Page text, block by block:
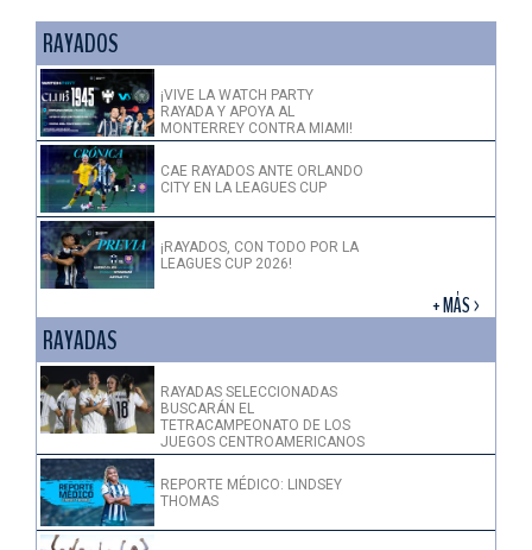
RAYADOS
¡VIVE LA WATCH PARTY
RAYADA Y APOYA AL
MONTERREY CONTRA MIAMI!
CAE RAYADOS ANTE ORLANDO
CITY EN LA LEAGUES CUP
¡RAYADOS, CON TODO POR LA
LEAGUES CUP 2026!
+ MÁS >
RAYADAS
RAYADAS SELECCIONADAS
BUSCARÁN EL
TETRACAMPEONATO DE LOS
JUEGOS CENTROAMERICANOS
REPORTE MÉDICO: LINDSEY
THOMAS